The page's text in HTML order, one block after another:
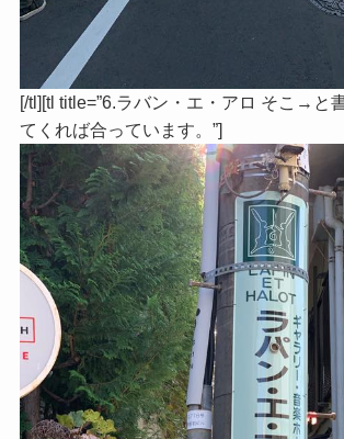
[/tl][tl title=”6.ラバン・エ・アロ そこ→と
てくれば合っています。”]